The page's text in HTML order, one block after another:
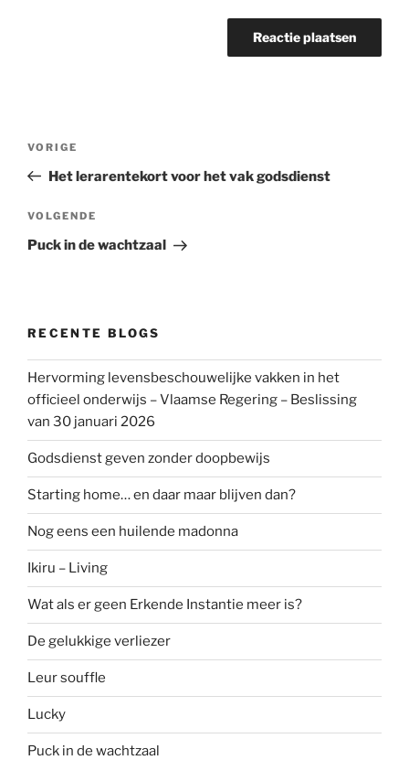
Vorig
bericht
VORIGE
Het lerarentekort voor het vak godsdienst
Volgend
bericht
VOLGENDE
Puck in de wachtzaal
RECENTE BLOGS
Hervorming levensbeschouwelijke vakken in het
officieel onderwijs – Vlaamse Regering – Beslissing
van 30 januari 2026
Godsdienst geven zonder doopbewijs
Starting home… en daar maar blijven dan?
Nog eens een huilende madonna
Ikiru – Living
Wat als er geen Erkende Instantie meer is?
De gelukkige verliezer
Leur souffle
Lucky
Puck in de wachtzaal